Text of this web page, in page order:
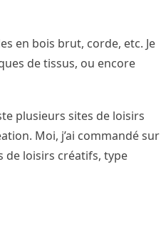
en bois brut, corde, etc. Je
de tissus, ou encore
plusieurs sites de loisirs
Moi, j’ai commandé sur
de loisirs créatifs, type